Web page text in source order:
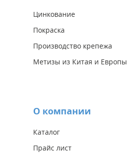
Цинкование
Покраска
Производство крепежа
Метизы из Китая и Европы
О компании
Каталог
Прайс лист